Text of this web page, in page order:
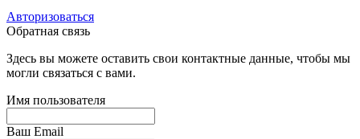
Авторизоваться
Обратная связь
Здесь вы можете оставить свои контактные данные, чтобы мы
могли связаться с вами.
Имя пользователя
Ваш Email